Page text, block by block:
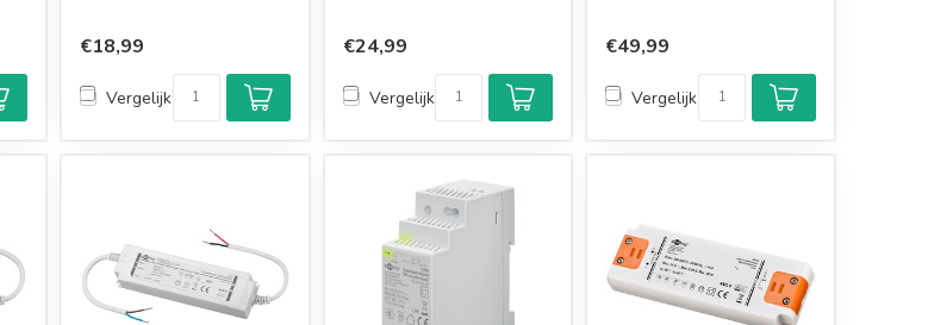
€18,99
Vergelijk
€24,99
Vergelijk
€49,99
Vergelijk